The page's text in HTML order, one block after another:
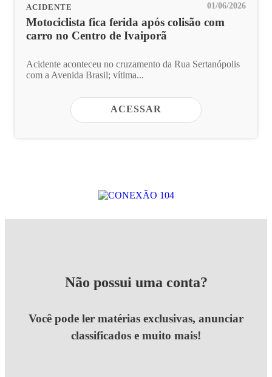
ACIDENTE 01/06/2026
Motociclista fica ferida após colisão com
carro no Centro de Ivaiporã
Acidente aconteceu no cruzamento da Rua Sertanópolis
com a Avenida Brasil; vítima...
ACESSAR
Não possui uma conta?
Você pode ler matérias exclusivas, anunciar
classificados e muito mais!